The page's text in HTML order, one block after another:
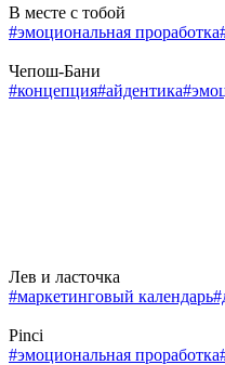
В месте с тобой
#эмоциональная проработка
Чепош-Бани
#концепция#айдентика
Лев и ласточка
#маркетинговый календарь
Pinci
#эмоциональная проработка